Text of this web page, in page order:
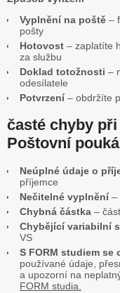
Vyplnění na poště –
pošty
Hotovost – zaplatíte
za službu
Doklad totožnosti –
odesílatele
Potvrzení– obdržíte
časté chyby
Poštovní
Neúplné údaje o
příjemce
Nečitelné vyplnění–
Chybná částka –
Chybějící variabilní
VS
S FORM studiem se
používané údaje,
a upozorní na
FORM studia.